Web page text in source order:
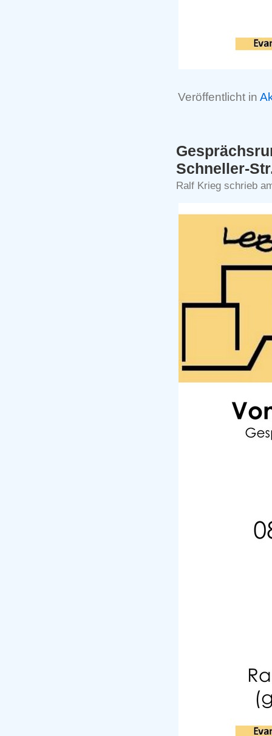
Veröffentlicht in
Schneller-
Ralf Krieg schrieb